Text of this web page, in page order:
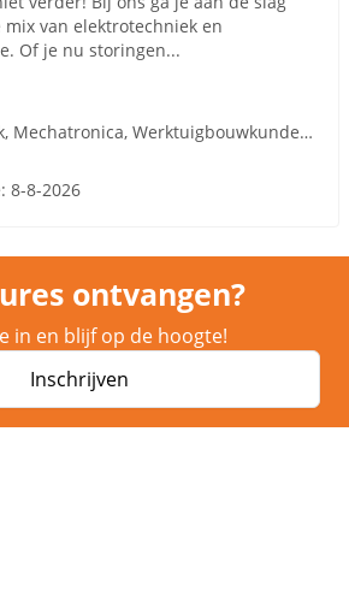
van elektrotechniek en
Of je nu storingen...
Elektrotechniek, Mechatronica, Werktuigbouwkunde, Hydrauliek
8-8-2026
ontvangen?
in en blijf op de hoogte!
Inschrijven